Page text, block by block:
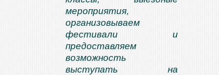
мероприятия,
организовываем
фестивали и
предоставляем
возможность
выступать на